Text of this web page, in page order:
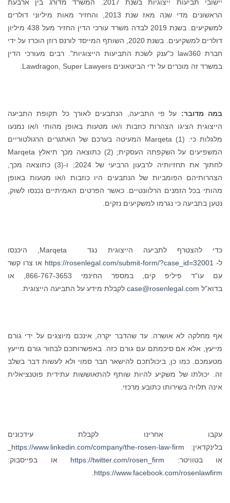
יישובי תביעות ייצוגיות בשנת 2017. המשרד מדורג בין ארבעת
הראשונים מדי שנה מאז שנת 2013, והחזיר מאות מיליוני דולרים
למשקיעים. בשנת 2019 לבדה משרד עורכי הדין החזיר מעל 438 מיליון
דולרים למשקיעים. בשנת 2020, השותף המייסד לורנס רוזן הוכרז על ידי
חברת law360 כ"ענק לשכת התביעות הייצוגיות". רבים מעורכי הדין
במשרד זה מוכרים על ידי הביטאונים Lawdragon, Super Lawyers.
במה מדובר: על פי התביעה, הנתבעים לאורך כל תקופת התביעה
הייצוגית הציגו הצהרות כוזבות ו/או מטעות באופן מהותי ו/או נמנעו
מלגלות כי: (1) Marqeta המעיטה בערכם של האתגרים הרגולטוריים
המשפיעים על השקפתה העסקית; (2) כתוצאה מכך תיאלץ Marqeta
לחתוך את תחזיותיה לרבעון הרביעי של 2024; ו-(3) כתוצאה מכך,
הצהרותיהם הפומביות של הנתבעים היו כוזבות ו/או מטעות באופן
מהותי בכל הזמנים הרלוונטיים. כאשר הפרטים האמיתיים נכנסו לשוק,
נטען בתביעה כי נגרמו למשקיעים נזקים.
כדי להצטרף לתביעה הייצוגית נגד Marqeta, היכנסו
ל- https://rosenlegal.com/submit-form/?case_id=32001 או צרו קשר
עם עו"ד פיליפ קים, במספר החינמי 866-767-3653, או
בדוא"ל case@rosenlegal.com לקבלת מידע על התביעה הייצוגית.
אף מחלקה לא אושרה. עד שהדבר יקרה, אינכם מיוצגים על ידי גורם
מייעץ, אלא אם סיכמתם עם גורם כזה. באפשרותכם לבחור גורם מייעץ
מטעמכם. כמו כן, ביכולתכם להישאר חבר סמוי ולא לעשות דבר בשלב
זה. יכולתו של משקיע להיות שותף להתאוששות עתידית פוטנציאלית
אינה תלויה בשירותו כתובע מרכזי.
עקבו אחרינו לקבלת עידכונים
בלינקדאין: https://www.linkedin.com/company/the-rosen-law-firm
או בטוויטר: https://twitter.com/rosen_firm או בפייסבוק:
https://www.facebook.com/rosenlawfirm